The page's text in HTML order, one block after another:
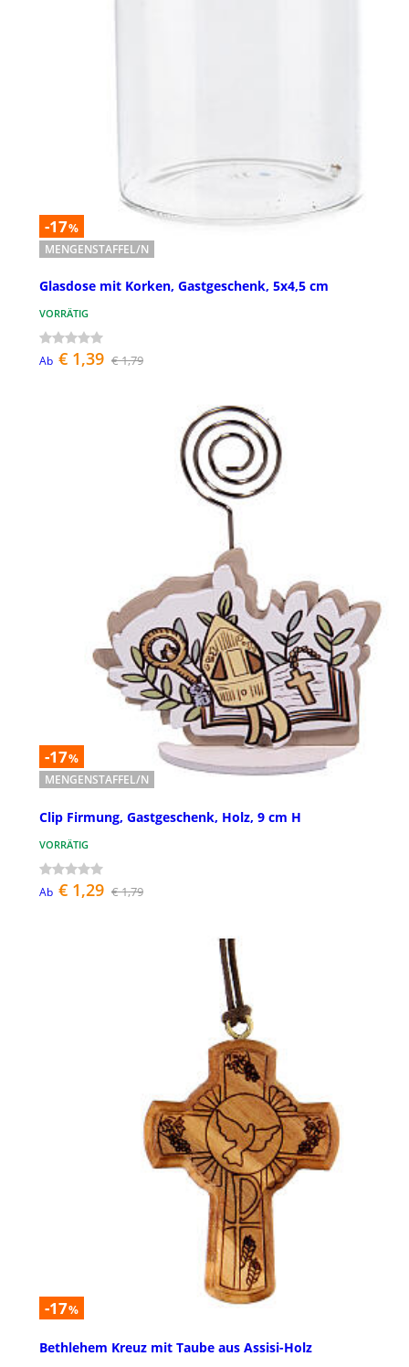
-17%
MENGENSTAFFEL/N
Glasdose mit Korken, Gastgeschenk, 5x4,5 cm
VORRÄTIG
Ab € 1,39 € 1,79
-17%
MENGENSTAFFEL/N
Clip Firmung, Gastgeschenk, Holz, 9 cm H
VORRÄTIG
Ab € 1,29 € 1,79
-17%
Bethlehem Kreuz mit Taube aus Assisi-Holz